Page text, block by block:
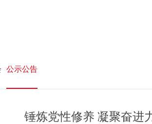
公示公告
锤炼党性修养 凝聚奋进